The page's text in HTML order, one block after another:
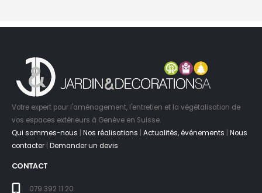
Votre expert pour l'aménagement, l'entretien et la végétalisation de
vos espaces extérieurs à Genève en Suisse.
Qui sommes-nous
Nos réalisations Actualités, événements
Nous
contacter Demander un devis
CONTACT
079 392 11 20